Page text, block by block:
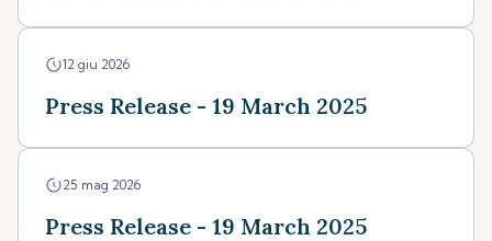
12 giu 2026
Press Release - 19 March 2025
25 mag 2026
Press Release - 19 March 2025